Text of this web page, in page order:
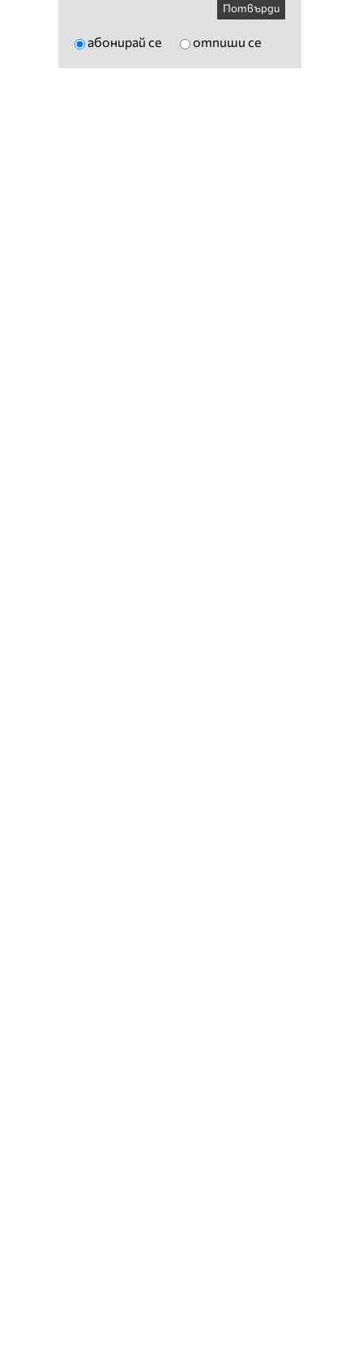
Потвърди
абонирай се отпиши се